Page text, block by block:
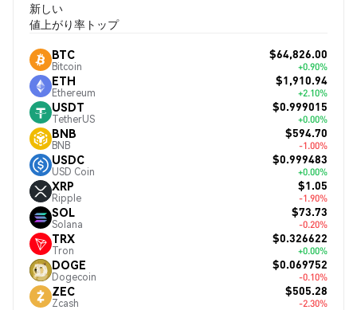
新しい
値上がり率トップ
BTC
Bitcoin
$64,826.00
+0.90%
ETH
Ethereum
$1,910.94
+2.10%
USDT
TetherUS
$0.999015
+0.00%
BNB
BNB
$594.70
-1.00%
USDC
USD Coin
$0.999483
+0.00%
XRP
Ripple
$1.05
-1.90%
SOL
Solana
$73.73
-0.20%
TRX
Tron
$0.326622
+0.00%
DOGE
Dogecoin
$0.069752
-0.10%
ZEC
Zcash
$505.28
-2.30%